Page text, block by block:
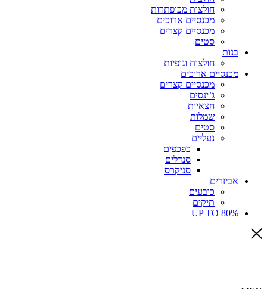
חולצות מכופתרות
מכנסיים ארוכים
מכנסיים קצרים
סטים
בנות
חולצות וגופיות
מכנסיים ארוכים
מכנסיים קצרים
ג’ינסים
חצאיות
שמלות
סטים
נעליים
כפכפים
סנדלים
סניקרס
אביזרים
כובעים
תיקים
UP TO 80%